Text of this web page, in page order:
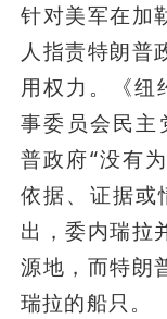
针对美军在加
人指责特朗普
用权力。《纽
事委员会民主
普政府“没有
依据、证据或
出，委内瑞拉
源地，而特朗
瑞拉的船只。